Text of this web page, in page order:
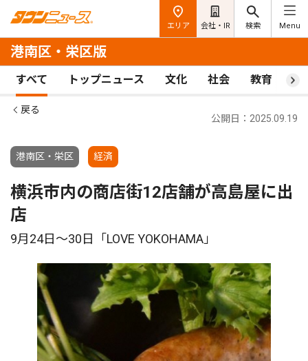
エリア 会社・IR 検索 Menu
港南区・栄区版
すべて トップニュース 文化 社会 教育 ス
戻る
港南区・栄区 経済
公開日：2025.09.19
横浜市内の商店街12店舗が高島屋に出
店
9月24日〜30日「LOVE YOKOHAMA」